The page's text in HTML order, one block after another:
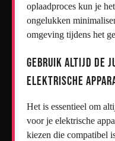
oplaadproces kun je
ongelukken
omgeving tijdens het
Gebruik altijd de
elektrische
Het is essentieel om
voor je elektrische
kiezen die compatibel